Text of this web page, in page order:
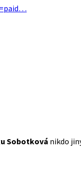
Sobotková nikdo